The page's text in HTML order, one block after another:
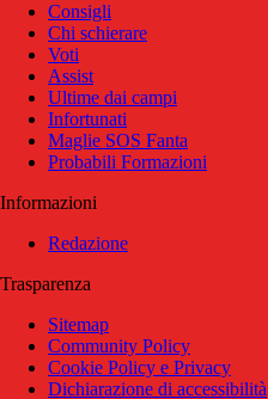
Consigli
Chi schierare
Voti
Assist
Ultime dai campi
Infortunati
Maglie SOS Fanta
Probabili Formazioni
Informazioni
Redazione
Trasparenza
Sitemap
Community Policy
Cookie Policy e Privacy
Dichiarazione di accessibilità